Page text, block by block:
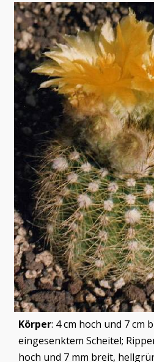
Körper: 4 cm hoch und 7
eingesenktem Scheitel;
hoch und 7 mm breit,